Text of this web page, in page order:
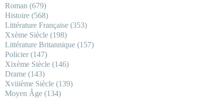
Roman (679)
Histoire (568)
Littérature Française (353)
Xxème Siècle (198)
Littérature Britannique (157)
Policier(147)
Xixème Siècle (146)
Drame (143)
Xviiième Siècle (139)
Moyen Âge (134)